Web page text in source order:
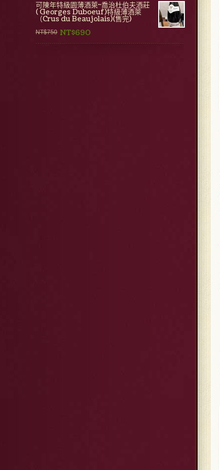
可陳年特級園薄酒萊~喬治杜伯夫酒莊
( Georges Duboeuf)特級薄酒萊
（Crus du Beaujolais)(售完)
NT$750 NT$690